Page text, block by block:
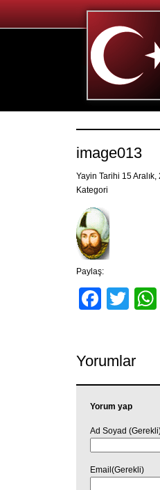
image013
Yayin Tarihi 15 Aralık,
Kategori
Paylaş:
Yorumlar
Yorum yap
Ad Soyad
Email(Gerekli)